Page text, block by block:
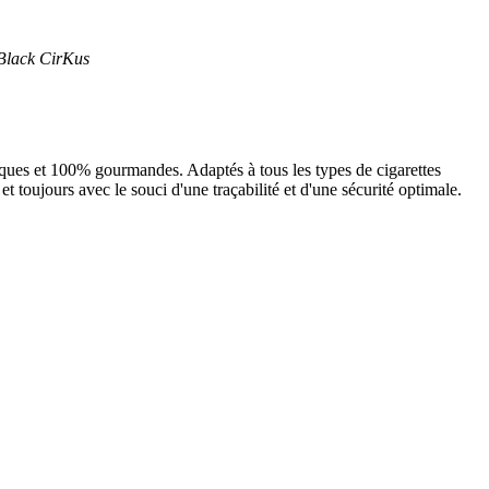
CirKus
et 100% gourmandes. Adaptés à tous les types de cigarettes
toujours avec le souci d'une traçabilité et d'une sécurité optimale.